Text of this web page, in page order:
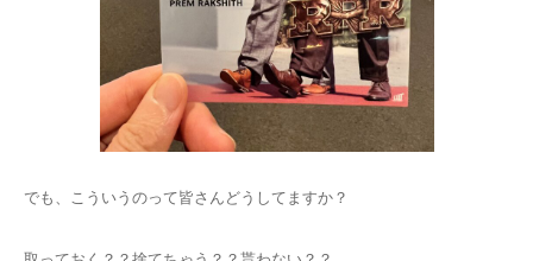
でも、こういうのって皆さんどうしてますか？